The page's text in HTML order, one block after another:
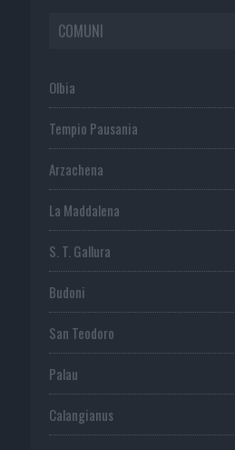
COMUNI
Olbia
Tempio Pausania
Arzachena
La Maddalena
S. T. Gallura
Budoni
San Teodoro
Palau
Calangianus